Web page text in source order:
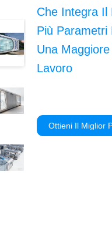
Che Integra Il
Più Parametri
Una
Lavoro
Ottieni Il Miglior